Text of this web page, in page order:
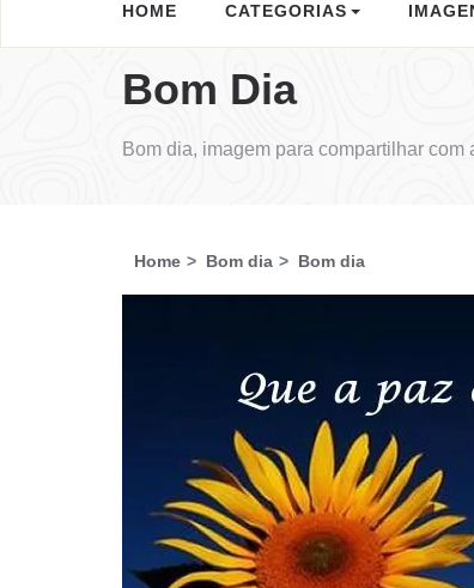
HOME CATEGORIAS
Bom Dia
Bom dia, imagem para compartilhar
Home Bom dia Bom dia